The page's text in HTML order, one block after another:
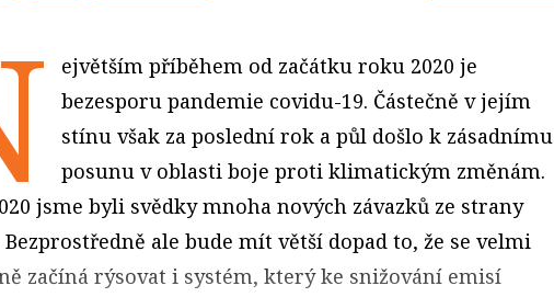
ejvětším příběhem od začátku roku 2020 je
bezesporu pandemie covidu-19. Částečně v jejím
stínu však za poslední rok a půl došlo k zásadnímu
posunu v oblasti boje proti klimatickým změnám.
jsme byli svědky mnoha nových závazků ze strany
ale bude mít větší dopad to, že se velmi
začíná rýsovat i systém, který ke snižování emisí